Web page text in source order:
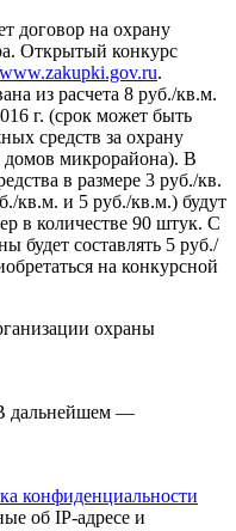
договор на охрану
Открытый конкурс
.
из расчета 8 руб./кв.м.
г. (срок может быть
средств за охрану
микрорайона). В
в размере 3 руб./кв.
кв.м. и 5 руб./кв.м.) будут
в количестве 90 штук. С
будет составлять 5 руб./
на конкурсной
охраны
дальнейшем —
конфиденциальности
об IP-адресе и